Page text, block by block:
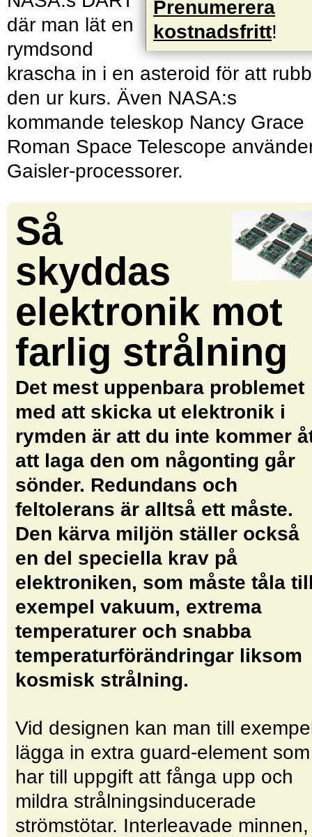
Prenumerera
kostnadsfritt!
där man lät en
rymdsond
krascha in i en asteroid för att
den ur kurs. Även NASA:s
kommande teleskop Nancy Grace
Roman Space Telescope
Gaisler-processorer.
Så
skyddas
elektronik mot
farlig strålning
Det mest uppenbara problemet
med att skicka ut elektronik i
rymden är att du inte kommer
att laga den om någonting går
sönder. Redundans och
feltolerans är alltså ett måste.
Den kärva miljön ställer också
en del speciella krav på
elektroniken, som måste tåla
exempel vakuum, extrema
temperaturer och snabba
temperaturförändringar liksom
kosmisk strålning.
Vid designen kan man till
lägga in extra guard-element som
har till uppgift att fånga upp och
mildra strålningsinducerade
strömstötar. Interleavade minnen,